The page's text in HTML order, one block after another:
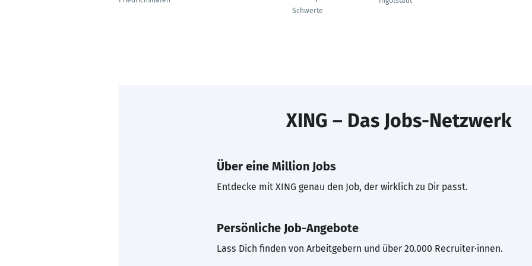
Schwerte
XING – Das Jobs-Netzwerk
Über eine Million Jobs
Entdecke mit XING genau den Job, der wirklich zu Dir passt.
Persönliche Job-Angebote
Lass Dich finden von Arbeitgebern und über 20.000 Recruiter·innen.